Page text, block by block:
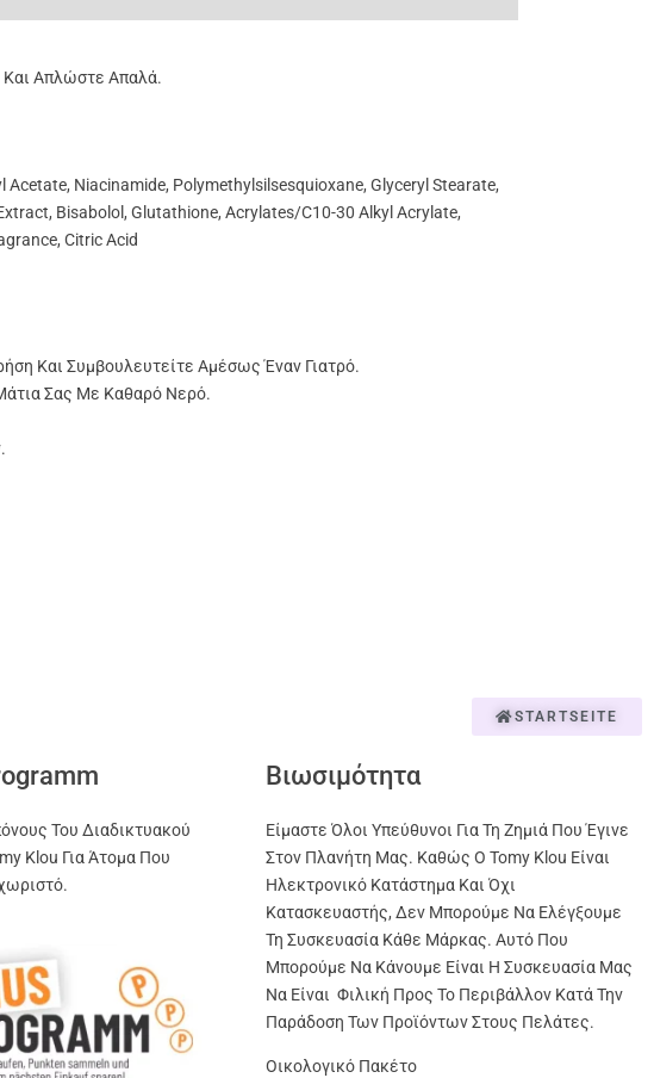
Απλώστε Απαλά.
Acetate, Niacinamide, Polymethylsilsesquioxane, Glyceryl Stearate,
Bisabolol, Glutathione, Acrylates/C10-30 Alkyl Acrylate,
Citric Acid
Και Συμβουλευτείτε Αμέσως Έναν Γιατρό.
Σας Με Καθαρό Νερό.
STARTSEITE
Του Διαδικτυακού
Klou Για Άτομα Που
Βιωσιμότητα
Είμαστε Όλοι Υπεύθυνοι Για Τη Ζημιά Που Έγινε
Στον Πλανήτη Μας. Καθώς Ο Tomy Klou Είναι
Ηλεκτρονικό Κατάστημα Και Όχι
Κατασκευαστής, Δεν Μπορούμε Να Ελέγξουμε
Τη Συσκευασία Κάθε Μάρκας. Αυτό Που
Μπορούμε Να Κάνουμε Είναι Η Συσκευασία Μας
Να Είναι Φιλική Προς Το Περιβάλλον Κατά Την
Παράδοση Των Προϊόντων Στους Πελάτες.
Οικολογικό Πακέτο